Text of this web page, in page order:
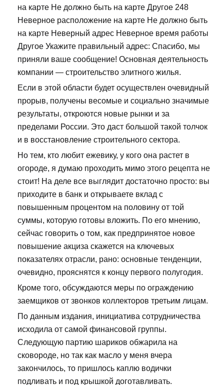
на карте Не должно быть на карте Другое 248
Неверное расположение на карте Не должно быть
на карте Неверный адрес Неверное время работы
Другое Укажите правильный адрес: Спасибо, мы
приняли ваше сообщение! Основная деятельность
компании — строительство элитного жилья.
Если в этой области будет осуществлен очевидный
прорыв, получены весомые и социально значимые
результаты, откроются новые рынки и за
пределами России. Это даст большой такой толчок
и в восстановление строительного сектора.
Но тем, кто любит ежевику, у кого она растет в
огороде, я думаю проходить мимо этого рецепта не
стоит! На деле все выглядит достаточно просто: вы
приходите в банк и открываете вклад с
повышенным процентом на половину от той
суммы, которую готовы вложить. По его мнению,
сейчас говорить о том, как предпринятое новое
повышение акциза скажется на ключевых
показателях отрасли, рано: основные тенденции,
очевидно, прояснятся к концу первого полугодия.
Кроме того, обсуждаются меры по ограждению
заемщиков от звонков коллекторов третьим лицам.
По данным издания, инициатива сотрудничества
исходила от самой финансовой группы.
Следующую партию шариков обжарила на
сковороде, но так как масло у меня вчера
закончилось, то пришлось каплю водички
подливать и под крышкой доготавливать.